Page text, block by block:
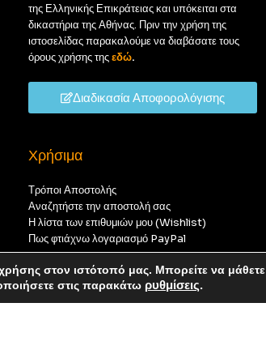
δεν θα ολοκληρωθεί.
της Ελληνικής Επικράτειας και υπόκειται στα
δικαστήρια της Αθήνας. Πριν την χρήση της
ιστοσελίδας παρακαλούμε να διαβάσατε τους
όρους χρήσης τηςεδώ.
Διαδικασία Αποφορολόγισης
Χρήσιμα
Τρόποι Αποστολής
Αναζητήστε την αποστολή σας
Η λίστα των επιθυμιών μου (Wishlist)
Πως φτιάχνω λογαριασμό PayPal
στον ιστότοπό μας. Μπορείτε να μάθετε
στις παρακάτω ρυθμίσεις.